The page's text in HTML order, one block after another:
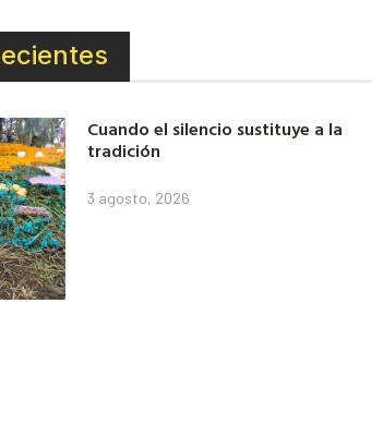
Cuando el silencio sustituye a la
tradición
3 agosto, 2026